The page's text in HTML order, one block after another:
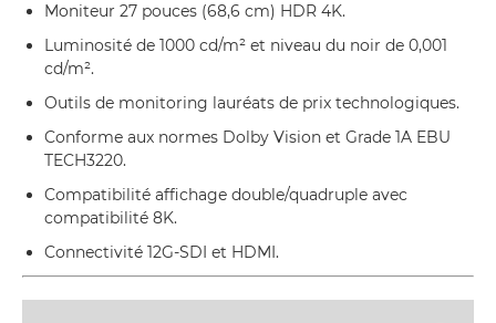
Moniteur 27 pouces (68,6 cm) HDR 4K.
Luminosité de 1000 cd/m² et niveau du noir de 0,001
cd/m².
Outils de monitoring lauréats de prix technologiques.
Conforme aux normes Dolby Vision et Grade 1A EBU
TECH3220.
Compatibilité affichage double/quadruple avec
compatibilité 8K.
Connectivité 12G-SDI et HDMI.